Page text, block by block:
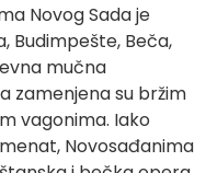
Novog Sada je
Budimpešte, Beča,
mučna
zamenjena su bržim
vagonima. Iako
Novosađanima